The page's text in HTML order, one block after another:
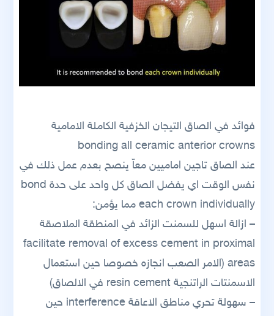
فوائد في الصاق التيجان الخزفية الكاملة الامامية
bonding all ceramic anterior crowns
عند الصاق تاجين اماميين معاّ ينصح بعدم عمل ذلك في
نفس الوقت اي يفضل الصاق كل واحد على حدة bond
each crown individually مما يؤمن:
– ازالة اسهل للسمنت الزائد في المنطقة الملاصقة
facilitate removal of excess cement in proximal
areas (الامر الصعب انجازه خصوصا حين استعمال
الاسمنتات الراتنجية resin cement في الالصاق)
– سهولة تحري مناطق الاعاقة interference حين